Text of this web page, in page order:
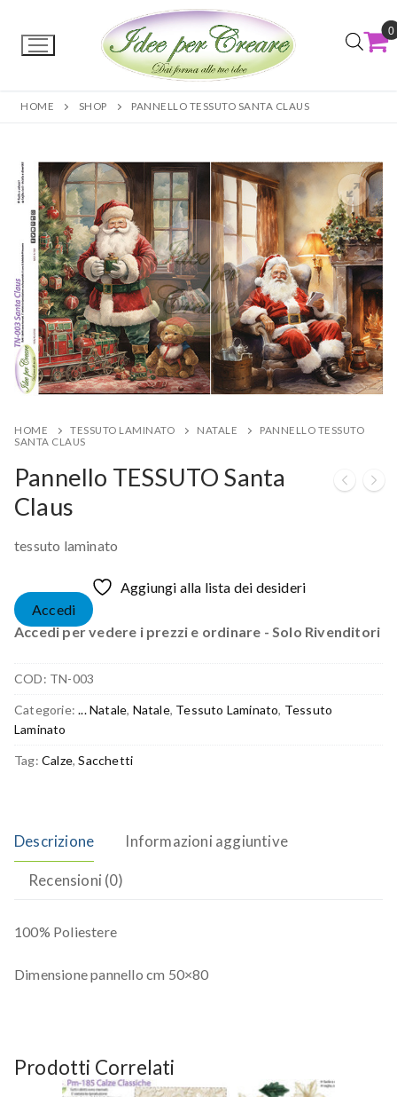
0
HOME SHOP PANNELLO TESSUTO SANTA CLAUS
HOME TESSUTO LAMINATO NATALE
PANNELLO TESSUTO
SANTA CLAUS
Pannello TESSUTO Santa
Claus
tessuto laminato
Aggiungi alla lista dei desideri
Accedi
Accedi per vedere i prezzi e ordinare - Solo Rivenditori
COD: TN-003
Categorie:... Natale, Natale, Tessuto Laminato, Tessuto
Laminato
Tag: Calze,Sacchetti
Descrizione Informazioni aggiuntive
Recensioni (0)
100% Poliestere
Dimensione pannello cm 50×80
Prodotti Correlati